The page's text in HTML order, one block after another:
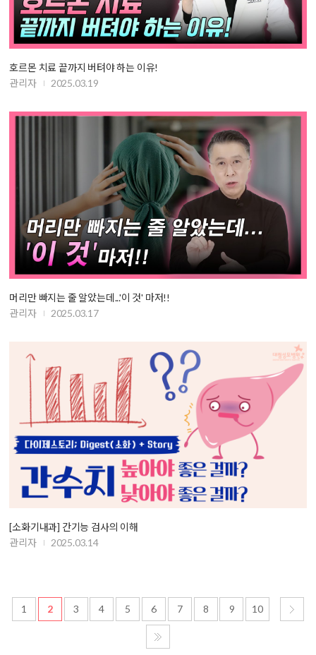
호르몬 치료 끝까지 버텨야 하는 이유!
관리자
2025.03.19
머리만 빠지는 줄 알았는데...'이 것' 마저!!
관리자
2025.03.17
[소화기내과] 간기능 검사의 이해
관리자
2025.03.14
1 2 3 4 5 6 7 8 9 10